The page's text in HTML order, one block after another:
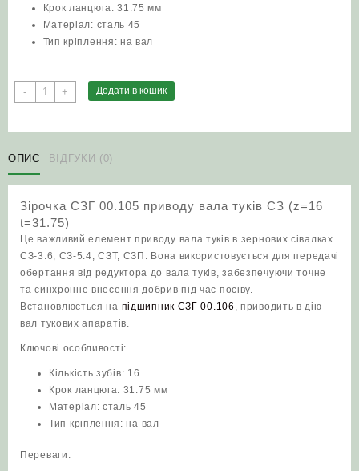
Крок ланцюга: 31.75 мм
Матеріал: сталь 45
Тип кріплення: на вал
-
Зірочка
СЗГ
вала
туків
(z=16
t=31.75)
кількість
+ Додати в кошик
ОПИС ВІДГУКИ (0)
Зірочка СЗГ 00.105 приводу вала туків СЗ (z=16
t=31.75)
Це важливий елемент приводу вала туків в зернових сівалках
СЗ-3.6, СЗ-5.4, СЗТ, СЗП. Вона використовується для передачі
обертання від редуктора до вала туків, забезпечуючи точне
та синхронне внесення добрив під час посіву.
Встановлюється на підшипник СЗГ 00.106 , приводить в дію
вал тукових апаратів.
Ключові особливості:
Кількість зубів: 16
Крок ланцюга: 31.75 мм
Матеріал: сталь 45
Тип кріплення: на вал
Переваги: